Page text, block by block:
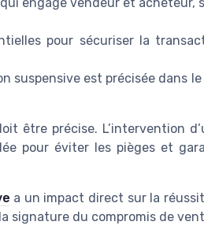
pour sécuriser la
suspensive est précisée dans
être précise. L’intervention
pour éviter les pièges et
a un impact direct sur la
signature du compromis de